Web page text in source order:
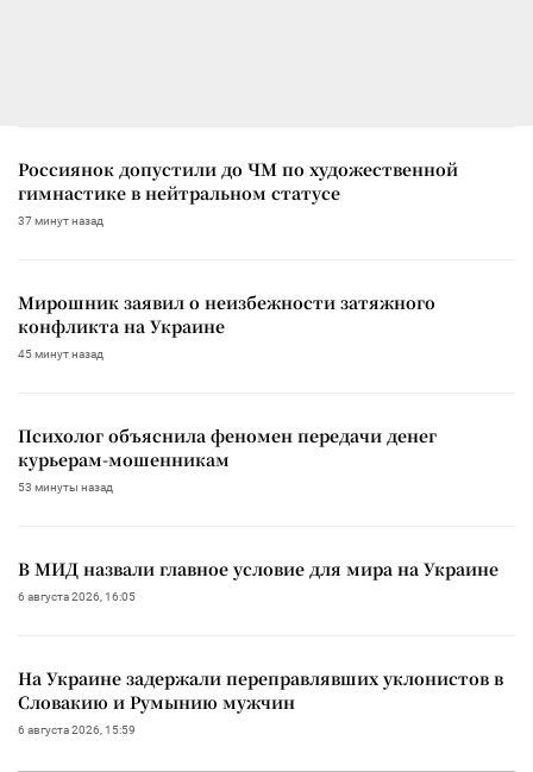
Россиянок допустили до ЧМ по художественной
гимнастике в нейтральном статусе
37 минут назад
Мирошник заявил о неизбежности затяжного
конфликта на Украине
45 минут назад
Психолог объяснила феномен передачи денег
курьерам-мошенникам
53 минуты назад
В МИД назвали главное условие для мира на Украине
6 августа 2026, 16:05
На Украине задержали переправлявших уклонистов в
Словакию и Румынию мужчин
6 августа 2026, 15:59